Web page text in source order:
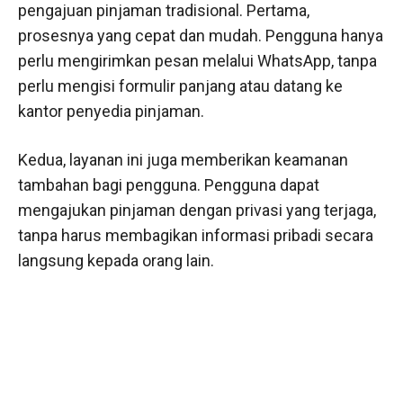
pengajuan pinjaman tradisional. Pertama,
prosesnya yang cepat dan mudah. Pengguna hanya
perlu mengirimkan pesan melalui WhatsApp, tanpa
perlu mengisi formulir panjang atau datang ke
kantor penyedia pinjaman.
Kedua, layanan ini juga memberikan keamanan
tambahan bagi pengguna. Pengguna dapat
mengajukan pinjaman dengan privasi yang terjaga,
tanpa harus membagikan informasi pribadi secara
langsung kepada orang lain.